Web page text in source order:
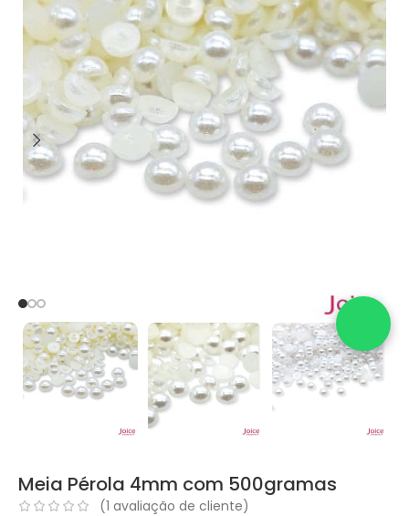
Meia Pérola 4mm com 500gramas
(1 avaliação de cliente)